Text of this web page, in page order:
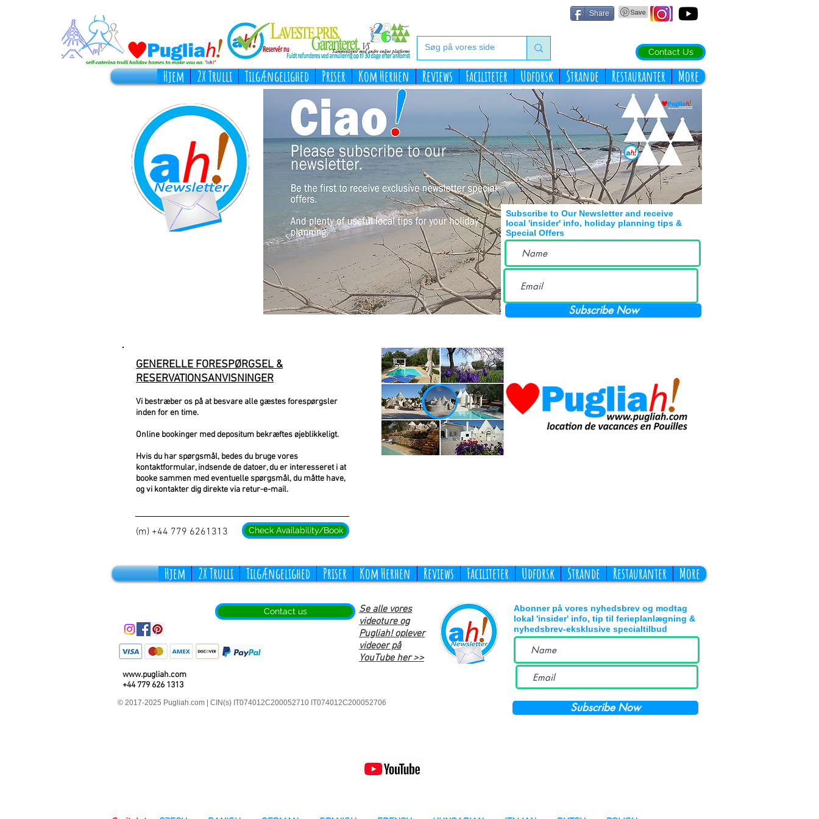
Share
Contact Us
Hjem 2X Trulli Tilgængelighed Priser Kom Herhen Reviews Faciliteter Udforsk Strande Restauranter More
Subscribe to Our Newsletter and receive
local 'insider' info, holiday planning tips &
Special Offers
Subscribe Now
GENERELLE FORESPØRGSEL &
RESERVATIONSANVISNINGER
Vi bestræber os på at besvare alle gæstes forespørgsler
inden for en time.
Online bookinger med depositum bekræftes øjeblikkeligt.
Hvis du har spørgsmål, bedes du bruge vores
kontaktformular, indsende de datoer, du er interesseret i at
booke sammen med eventuelle spørgsmål, du måtte have,
og vi kontakter dig direkte via retur-e-mail.
(m) +44 779 6261313 Check Availability/Book
Hjem 2X Trulli Tilgængelighed Priser Kom Herhen Reviews Faciliteter Udforsk Strande Restauranter More
Se alle vores
videoture og
Pugliah! oplever
videoer på
YouTube her >>
Contact us
www.pugliah.com
+44 779 626 1313
© 2017-2025 Pugliah.com | CIN(s) IT074012C200052710 IT074012C200052706
Abonner på vores nyhedsbrev og modtag
lokal 'insider' info, tip til ferieplanlægning &
nyhedsbrev-eksklusive specialtilbud
Subscribe Now